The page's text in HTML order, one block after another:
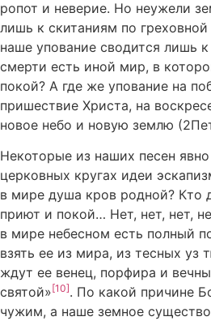
ропот и неверие. Но неужели
лишь к скитаниям по
наше упование сводится лишь
смерти есть иной мир, в
покой? А где же упование на
пришествие Христа, на
новое небо и новую землю
Некоторые из наших песен
церковных кругах идеи
в мире душа кров родной? Кто
приют и покой… Нет, нет, нет,
в мире небесном есть полный
взять ее из мира, из тесных
ждут ее венец, порфира и
святой»[10]. По какой причине
чужим, а наше земное